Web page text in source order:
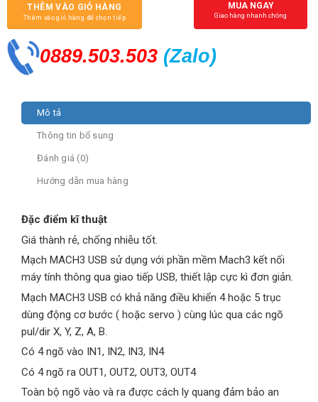
THÊM VÀO GIỎ HÀNG
Thêm vào giỏ hàng để chọn tiếp
MUA NGAY
Giao hàng nhanh chóng
0889.503.503 (Zalo)
Mô tả
Thông tin bổ sung
Đánh giá (0)
Hướng dẫn mua hàng
Đặc điểm kĩ thuật
Giá thành rẻ, chống nhiễu tốt.
Mạch MACH3 USB sử dụng với phần mềm Mach3 kết nối
máy tính thông qua giao tiếp USB, thiết lập cực kì đơn giản.
Mạch MACH3 USB có khả năng điều khiển 4 hoặc 5 trục
dùng động cơ bước ( hoặc servo ) cùng lúc qua các ngõ
pul/dir X, Y, Z, A, B.
Có 4 ngõ vào IN1, IN2, IN3, IN4
Có 4 ngõ ra OUT1, OUT2, OUT3, OUT4
Toàn bộ ngõ vào và ra được cách ly quang đảm bảo an